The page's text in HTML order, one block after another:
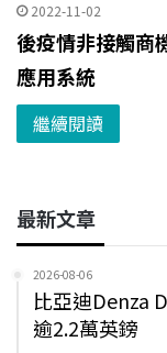
2022-11-02
後疫情非接觸商
應用系統
繼續閱讀
最新文章
2026-08-06
比亞迪Denza
逾2.2萬英鎊